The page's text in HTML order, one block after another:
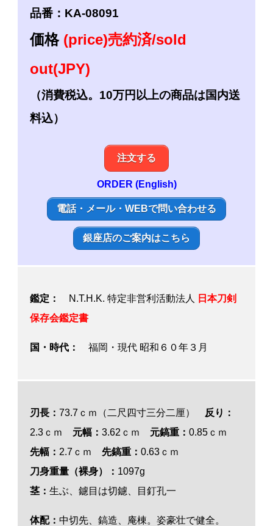
品番：KA-08091
価格 (price)売約済/sold
out(JPY)
（消費税込。10万円以上の商品は国内送
料込）
注文する
ORDER (English)
電話・メール・WEBで問い合わせる
銀座店のご案内はこちら
鑑定： N.T.H.K. 特定非営利活動法人
日本刀剣
保存会鑑定書
国・時代： 福岡・現代 昭和６０年３月
刃長： 73.7ｃｍ（二尺四寸三分二厘）
反り：
2.3ｃｍ 元幅： 3.62ｃｍ 元鎬重： 0.85ｃｍ
先幅： 2.7ｃｍ 先鎬重： 0.63ｃｍ
刀身重量（裸身）： 1097g
茎： 生ぶ、鑢目は切鑢、目釘孔一
体配： 中切先、鎬造、庵棟。姿豪壮で健全。